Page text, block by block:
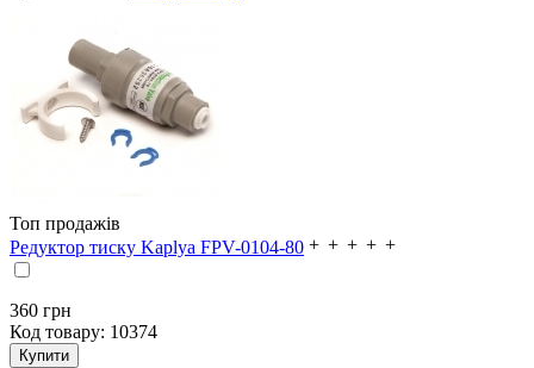
Топ продажів
Редуктор тиску Kaplya FPV-0104-80
360 грн
Код товару: 10374